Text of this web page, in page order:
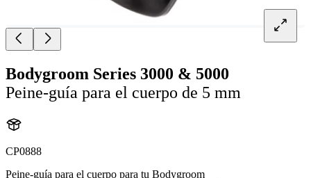
Bodygroom Series 3000 & 5000
Peine-guía para el cuerpo de 5 mm
CP0888
Peine-guía para el cuerpo para tu Bodygroom